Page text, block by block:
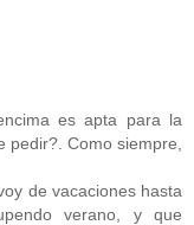
es apta para la
Como siempre,
de vacaciones hasta
verano, y que